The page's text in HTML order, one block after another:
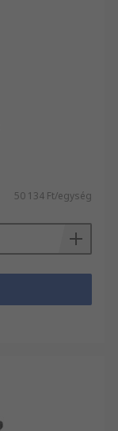
50 134 Ft/egység